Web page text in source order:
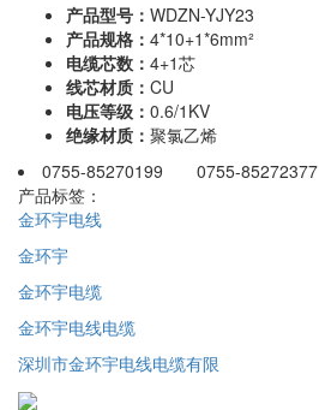
产品型号： WDZN-YJY23
产品规格： 4*10+1*6mm²
电缆芯数： 4+1芯
线芯材质： CU
电压等级： 0.6/1KV
绝缘材质： 聚氯乙烯
0755-85270199 0755-85272377
产品标签：
金环宇电线
金环宇
金环宇电缆
金环宇电线电缆
深圳市金环宇电线电缆有限